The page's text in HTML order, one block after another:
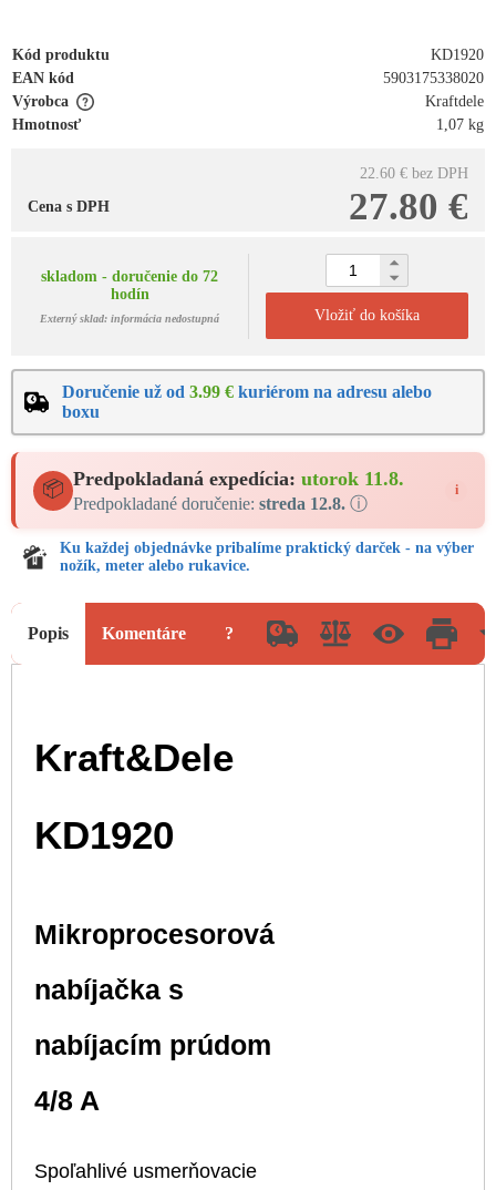
Kód produktu
KD1920
EAN kód
5903175338020
Výrobca
Kraftdele
Hmotnosť
1,07 kg
22.60 € bez DPH
27.80 €
Cena s DPH
skladom - doručenie do 72
hodín
Externý sklad: informácia nedostupná Vložiť do košíka
Doručenie už od 3.99 € kuriérom na adresu alebo
boxu
📦 Predpokladaná expedícia: utorok 11.8.
Predpokladané doručenie: streda 12.8. ⓘ
i
Ku každej objednávke pribalíme praktický darček - na výber
nožík, meter alebo rukavice.
Popis Komentáre ?
Kraft&Dele
KD1920
Mikroprocesorová
nabíjačka s
nabíjacím prúdom
4/8 A
Spoľahlivé usmerňovacie